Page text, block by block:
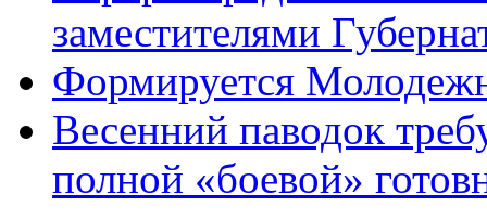
заместителями
Формируется
Весенний паводок
полной «боевой»